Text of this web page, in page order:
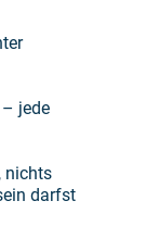
jede
nichts
darfst